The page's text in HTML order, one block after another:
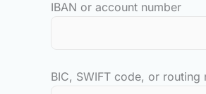
IBAN or account number
BIC, SWIFT code, or routing